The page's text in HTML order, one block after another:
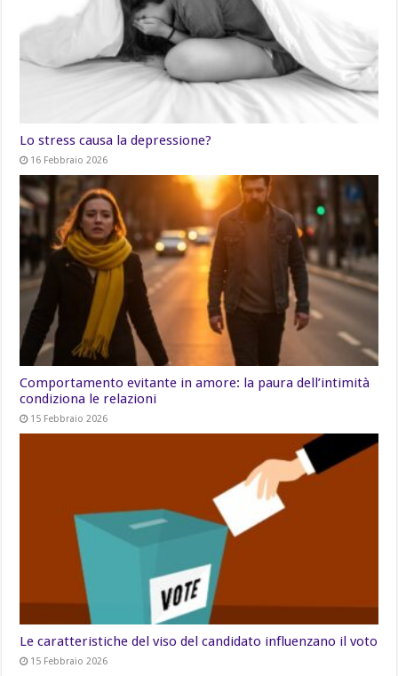
Lo stress causa la depressione?
16 Febbraio 2026
Comportamento evitante in amore: la paura dell’intimità
condiziona le relazioni
15 Febbraio 2026
Le caratteristiche del viso del candidato influenzano il voto
15 Febbraio 2026